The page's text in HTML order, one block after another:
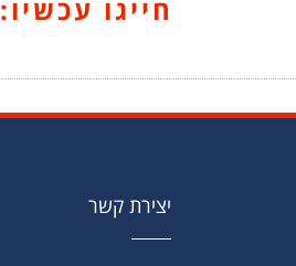
חייגו עכשיו: 052-878-2777
יצירת קשר